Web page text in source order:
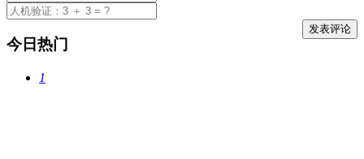
今日热门
1